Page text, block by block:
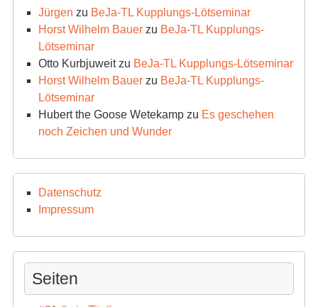
Jürgen zu BeJa-TL Kupplungs-Lötseminar
Horst Wilhelm Bauerzu BeJa-TL Kupplungs-
Lötseminar
Otto Kurbjuweitzu BeJa-TL Kupplungs-Lötseminar
Horst Wilhelm Bauerzu BeJa-TL Kupplungs-
Lötseminar
Hubert the Goose Wetekampzu Es geschehen
noch Zeichen und Wunder
Datenschutz
Impressum
Seiten